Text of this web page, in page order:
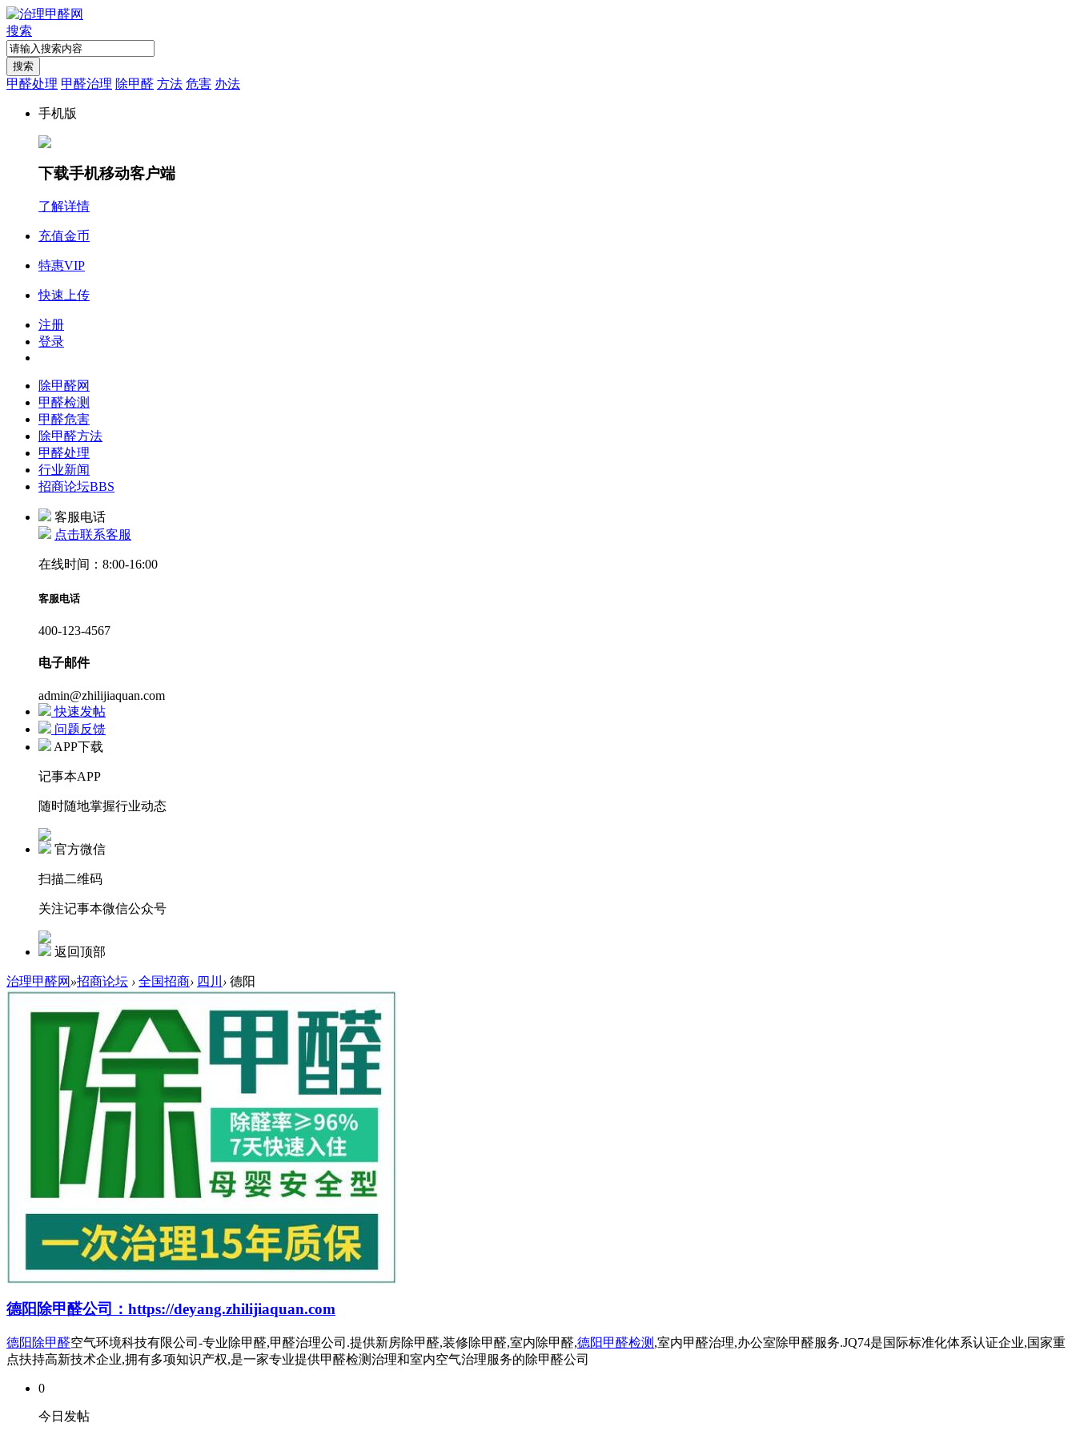
搜索
搜索
甲醛处理 甲醛治理 除甲醛 方法 危害 办法
手机版
下载手机移动客户端
了解详情
充值金币
特惠VIP
快速上传
注册
登录
除甲醛网
甲醛检测
甲醛危害
除甲醛方法
甲醛处理
行业新闻
招商论坛BBS
客服电话
点击联系客服
在线时间：8:00-16:00
客服电话
400-123-4567
电子邮件
admin@zhilijiaquan.com
快速发帖
问题反馈
APP下载
记事本APP
随时随地掌握行业动态
官方微信
扫描二维码
关注记事本微信公众号
返回顶部
治理甲醛网 »招商论坛 › 全国招商› 四川 › 德阳
德阳除甲醛公司：https://deyang.zhilijiaquan.com
德阳除甲醛空气环境科技有限公司-专业除甲醛,甲醛治理公司.提供新房除甲醛,装修除甲醛,室内除甲醛,德阳甲醛检测 ,室内甲醛治理,办公室除甲醛服务.JQ74是国际标准化体系认证企业,国家重
点扶持高新技术企业,拥有多项知识产权,是一家专业提供甲醛检测治理和室内空气治理服务的除甲醛公司
0
今日发帖